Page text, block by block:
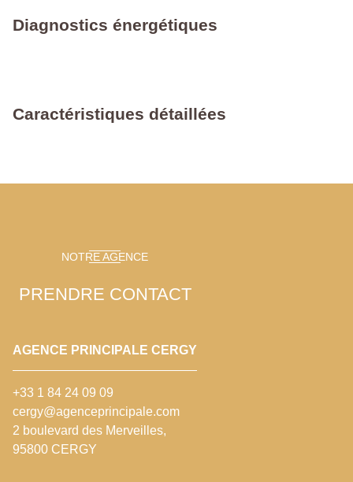
Diagnostics énergétiques
Caractéristiques détaillées
NOTRE AGENCE
PRENDRE CONTACT
AGENCE PRINCIPALE CERGY
+33 1 84 24 09 09
cergy@agenceprincipale.com
2 boulevard des Merveilles,
95800 CERGY